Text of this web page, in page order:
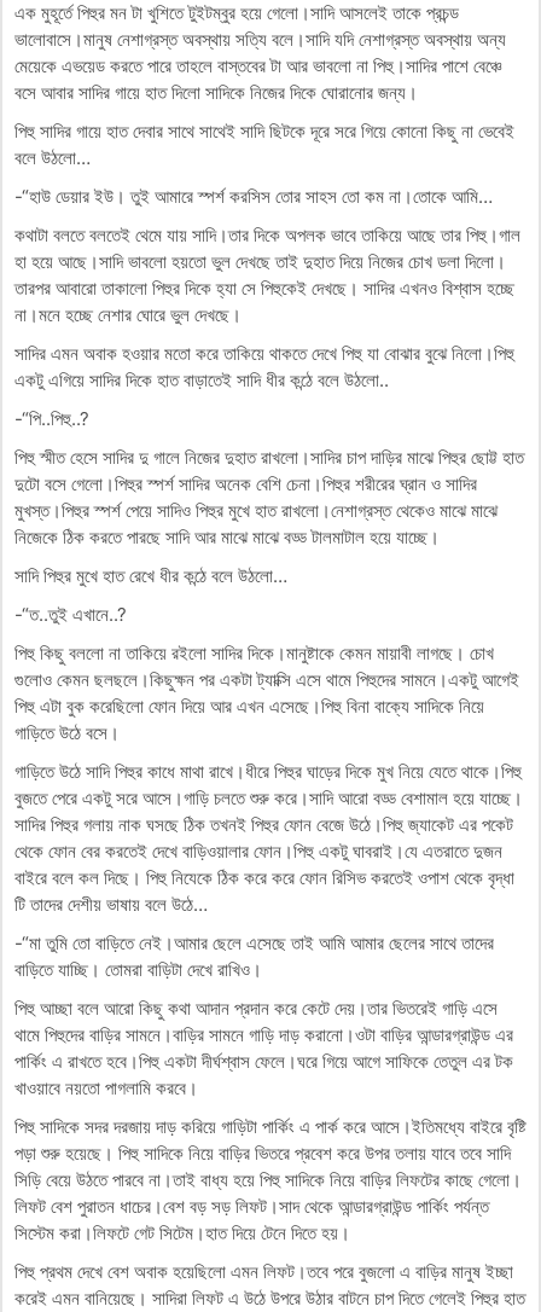
এক মুহূর্তে পিহুর মন টা খুশিতে টুইটম্বুর হয়ে গেলো।সাদি আসলেই তাকে প্রচন্ড
ভালোবাসে।মানুষ নেশাগ্রস্ত অবস্থায় সত্যি বলে।সাদি যদি নেশাগ্রস্ত অবস্থায় অন্য
মেয়েকে এভয়েড করতে পারে তাহলে বাস্তবের টা আর ভাবলো না পিহু।সাদির পাশে বেঞ্চে
বসে আবার সাদির গায়ে হাত দিলো সাদিকে নিজের দিকে ঘোরানোর জন্য।
পিহু সাদির গায়ে হাত দেবার সাথে সাথেই সাদি ছিটকে দূরে সরে গিয়ে কোনো কিছু না ভেবেই
বলে উঠলো…
-“হাউ ডেয়ার ইউ। তুই আমারে স্পর্শ করসিস তোর সাহস তো কম না।তোকে আমি…
কথাটা বলতে বলতেই থেমে যায় সাদি।তার দিকে অপলক ভাবে তাকিয়ে আছে তার পিহু।গাল
হা হয়ে আছে।সাদি ভাবলো হয়তো ভুল দেখছে তাই দুহাত দিয়ে নিজের চোখ ডলা দিলো।
তারপর আবারো তাকালো পিহুর দিকে হ্যা সে পিহুকেই দেখছে। সাদির এখনও বিশ্বাস হচ্ছে
না।মনে হচ্ছে নেশার ঘোরে ভুল দেখছে।
সাদির এমন অবাক হওয়ার মতো করে তাকিয়ে থাকতে দেখে পিহু যা বোঝার বুঝে নিলো।পিহু
একটু এগিয়ে সাদির দিকে হাত বাড়াতেই সাদি ধীর কন্ঠে বলে উঠলো..
-“পি..পিহু..?
পিহু স্মীত হেসে সাদির দু গালে নিজের দুহাত রাখলো।সাদির চাপ দাড়ির মাঝে পিহুর ছোট্ট হাত
দুটো বসে গেলো।পিহুর স্পর্শ সাদির অনেক বেশি চেনা।পিহুর শরীরের ঘ্রান ও সাদির
মুখস্ত।পিহুর স্পর্শ পেয়ে সাদিও পিহুর মুখে হাত রাখলো।নেশাগ্রস্ত থেকেও মাঝে মাঝে
নিজেকে ঠিক করতে পারছে সাদি আর মাঝে মাঝে বড্ড টালমাটাল হয়ে যাচ্ছে।
সাদি পিহুর মুখে হাত রেখে ধীর কন্ঠে বলে উঠলো…
-“ত..তুই এখানে..?
পিহু কিছু বললো না তাকিয়ে রইলো সাদির দিকে।মানুষ্টাকে কেমন মায়াবী লাগছে। চোখ
গুলোও কেমন ছলছলে।কিছুক্ষন পর একটা ট্যাক্সি এসে থামে পিহুদের সামনে।একটু আগেই
পিহু এটা বুক করেছিলো ফোন দিয়ে আর এখন এসেছে।পিহু বিনা বাক্যে সাদিকে নিয়ে
গাড়িতে উঠে বসে।
গাড়িতে উঠে সাদি পিহুর কাধে মাথা রাখে।ধীরে পিহুর ঘাড়ের দিকে মুখ নিয়ে যেতে থাকে।পিহু
বুজতে পেরে একটু সরে আসে।গাড়ি চলতে শুরু করে।সাদি আরো বড্ড বেশামাল হয়ে যাচ্ছে।
সাদির পিহুর গলায় নাক ঘসছে ঠিক তখনই পিহুর ফোন বেজে উঠে।পিহু জ্যাকেট এর পকেট
থেকে ফোন বের করতেই দেখে বাড়িওয়ালার ফোন।পিহু একটু ঘাবরাই।যে এতরাতে দুজন
বাইরে বলে কল দিছে। পিহু নিযেকে ঠিক করে করে ফোন রিসিভ করতেই ওপাশ থেকে বৃদ্ধা
টি তাদের দেশীয় ভাষায় বলে উঠে…
-“মা তুমি তো বাড়িতে নেই।আমার ছেলে এসেছে তাই আমি আমার ছেলের সাথে তাদের
বাড়িতে যাচ্ছি। তোমরা বাড়িটা দেখে রাখিও।
পিহু আচ্ছা বলে আরো কিছু কথা আদান প্রদান করে কেটে দেয়।তার ভিতরেই গাড়ি এসে
থামে পিহুদের বাড়ির সামনে।বাড়ির সামনে গাড়ি দাড় করানো।ওটা বাড়ির আন্ডারগ্রাউন্ড এর
পার্কিং এ রাখতে হবে।পিহু একটা দীর্ঘশ্বাস ফেলে।ঘরে গিয়ে আগে সাফিকে তেতুল এর টক
খাওয়াবে নয়তো পাগলামি করবে।
পিহু সাদিকে সদর দরজায় দাড় করিয়ে গাড়িটা পার্কিং এ পার্ক করে আসে।ইতিমধ্যে বাইরে বৃষ্টি
পড়া শুরু হয়েছে। পিহু সাদিকে নিয়ে বাড়ির ভিতরে প্রবেশ করে উপর তলায় যাবে তবে সাদি
সিড়ি বেয়ে উঠতে পারবে না।তাই বাধ্য হয়ে পিহু সাদিকে নিয়ে বাড়ির লিফটের কাছে গেলো।
লিফট বেশ পুরাতন ধাচের।বেশ বড় সড় লিফট।সাদ থেকে আন্ডারগ্রাউন্ড পার্কিং পর্যন্ত
সিস্টেম করা।লিফটে গেট সিটেম।হাত দিয়ে টেনে দিতে হয়।
পিহু প্রথম দেখে বেশ অবাক হয়েছিলো এমন লিফট।তবে পরে বুজলো এ বাড়ির মানুষ ইচ্ছা
করেই এমন বানিয়েছে। সাদিরা লিফট এ উঠে উপরে উঠার বাটনে চাপ দিতে গেলেই পিহুর হাত